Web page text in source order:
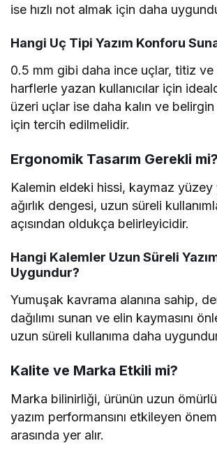
ise hızlı not almak için daha
Hangi Uç Tipi Yazım Konforu
0.5 mm gibi daha ince uçlar, titiz
harflerle yazan kullanıcılar için
üzeri uçlar ise daha kalın ve
için tercih edilmelidir.
Ergonomik Tasarım Gerekli mi?
Kalemin eldeki hissi, kaymaz yüzey
ağırlık dengesi, uzun süreli
açısından oldukça belirleyicidir.
Hangi Kalemler Uzun Süreli
Uygundur?
Yumuşak kavrama alanına sahip,
dağılımı sunan ve elin kaymasını
uzun süreli kullanıma daha
Kalite ve Marka Etkili mi?
Marka bilinirliği, ürünün uzun
yazım performansını etkileyen
arasında yer alır.